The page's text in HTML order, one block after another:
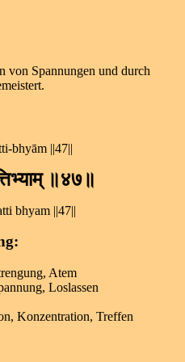
von Spannungen und durch
bhyām ||47||
॥४७॥
bhyam ||47||
Atem
Loslassen
Konzentration, Treffen